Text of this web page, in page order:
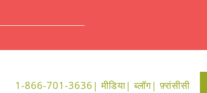
फ़्रांसीसी |
ब्लॉग |
मीडिया |
1-866-701-3636